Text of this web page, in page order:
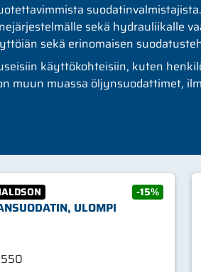
sekä hydrauliikalle
sekä erinomaisen
käyttökohteisiin, kuten
muun muassa öljynsuodattimet,
-15%
ULOMPI